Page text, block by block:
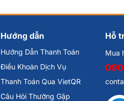
Hướng dẫn
Hướng Dẫn Thanh Toán
Điều Khoản Dịch Vụ
Thanh Toán Qua VietQR
Câu Hỏi Thường Gặp
Hỗ
Mua